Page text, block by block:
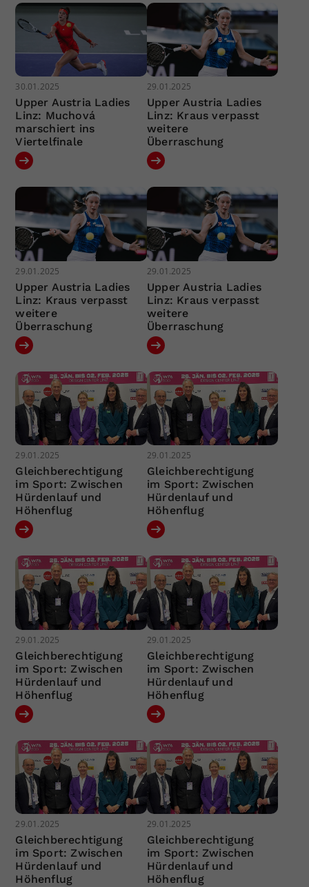
30.01.2025
Upper Austria Ladies
Linz: Muchová
marschiert ins
Viertelfinale
29.01.2025
Upper Austria Ladies
Linz: Kraus verpasst
weitere
Überraschung
29.01.2025
Upper Austria Ladies
Linz: Kraus verpasst
weitere
Überraschung
29.01.2025
Upper Austria Ladies
Linz: Kraus verpasst
weitere
Überraschung
29.01.2025
Gleichberechtigung
im Sport: Zwischen
Hürdenlauf und
Höhenflug
29.01.2025
Gleichberechtigung
im Sport: Zwischen
Hürdenlauf und
Höhenflug
29.01.2025
Gleichberechtigung
im Sport: Zwischen
Hürdenlauf und
Höhenflug
29.01.2025
Gleichberechtigung
im Sport: Zwischen
Hürdenlauf und
Höhenflug
29.01.2025
Gleichberechtigung
im Sport: Zwischen
Hürdenlauf und
Höhenflug
29.01.2025
Gleichberechtigung
im Sport: Zwischen
Hürdenlauf und
Höhenflug